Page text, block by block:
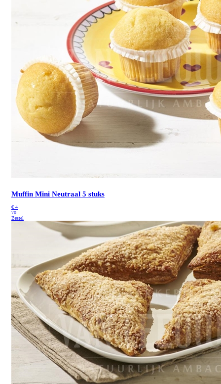
Muffin Mini Neutraal 5 stuks
€ 4
70
Bestel